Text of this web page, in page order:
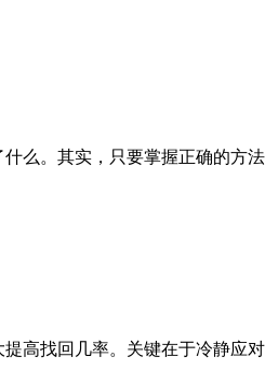
么。其实，只要掌握正确的
高找回几率。关键在于冷静应